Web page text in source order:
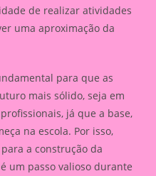
de realizar atividades
uma aproximação da
para que as
mais sólido, seja em
já que a base,
na escola. Por isso,
a construção da
um passo valioso durante